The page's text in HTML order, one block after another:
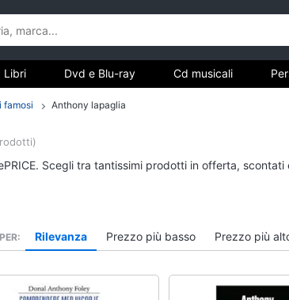
cd e dvd
di Arte, Design e
tutti
DVD Film
Vedi tutti
Libri Dvd e Blu-ray Cd musicali
famosi Anthony lapaglia
Scegli tra tantissimi prodotti in offerta,
Rilevanza Prezzo più basso Prezzo più